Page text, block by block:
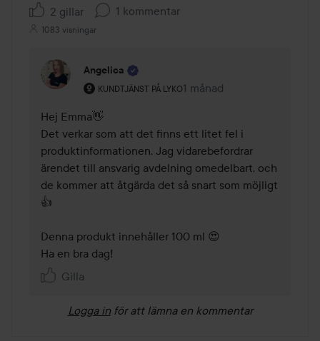
2 gillar
1 kommentar
1083 visningar
Angelica
KUNDTJÄNST PÅ LYKO
Användarens roll: Kundtjänst på Lyko.
1 månad
Kommentaren lades 1
Hej Emma👋
Det verkar som att det finns ett litet fel i
produktinformationen. Jag vidarebefordrar
ärendet till ansvarig avdelning omedelbart, och
de kommer att åtgärda det så snart som möjligt
👍
Denna produkt innehåller 100 ml 😍
Ha en bra dag!
Gilla
Logga in för att lämna en kommentar